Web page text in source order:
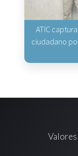
ATIC
ciudadano